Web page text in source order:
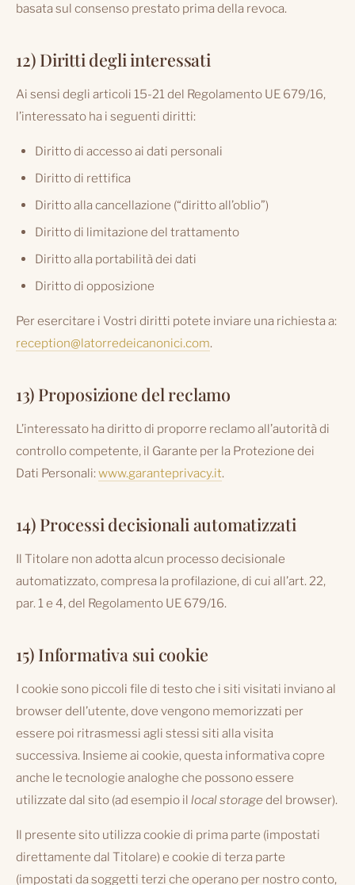
basata sul consenso prestato prima della revoca.
12) Diritti degli interessati
Ai sensi degli articoli 15-21 del Regolamento UE 679/16,
l’interessato ha i seguenti diritti:
Diritto di accesso ai dati personali
Diritto di rettifica
Diritto alla cancellazione (“diritto all’oblio”)
Diritto di limitazione del trattamento
Diritto alla portabilità dei dati
Diritto di opposizione
Per esercitare i Vostri diritti potete inviare una richiesta a:
reception@latorredeicanonici.com.
13) Proposizione del reclamo
L’interessato ha diritto di proporre reclamo all’autorità di
controllo competente, il Garante per la Protezione dei
Dati Personali: www.garanteprivacy.it.
14) Processi decisionali automatizzati
Il Titolare non adotta alcun processo decisionale
automatizzato, compresa la profilazione, di cui all’art. 22,
par. 1 e 4, del Regolamento UE 679/16.
15) Informativa sui cookie
I cookie sono piccoli file di testo che i siti visitati inviano al
browser dell’utente, dove vengono memorizzati per
essere poi ritrasmessi agli stessi siti alla visita
successiva. Insieme ai cookie, questa informativa copre
anche le tecnologie analoghe che possono essere
utilizzate dal sito (ad esempio il local storagedel browser).
Il presente sito utilizza cookie di prima parte (impostati
direttamente dal Titolare) e cookie di terza parte
(impostati da soggetti terzi che operano per nostro conto,